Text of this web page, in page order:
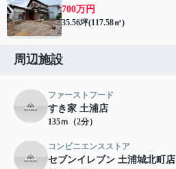
700万円
35.56坪(117.58㎡)
周辺施設
ファーストフード
すき家 土浦店
135ｍ（2分）
コンビニエンスストア
セブンイレブン 土浦城北町店